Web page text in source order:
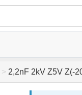
> 2,2nF 2kV Z5V Z(-